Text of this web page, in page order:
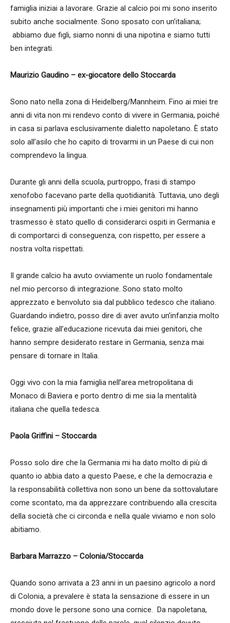
famiglia iniziai a lavorare. Grazie al calcio poi mi sono inserito
subito anche socialmente. Sono sposato con un’italiana;
abbiamo due figli, siamo nonni di una nipotina e siamo tutti
ben integrati.
Maurizio Gaudino – ex-giocatore dello Stoccarda
Sono nato nella zona di Heidelberg/Mannheim. Fino ai miei tre
anni di vita non mi rendevo conto di vivere in Germania, poiché
in casa si parlava esclusivamente dialetto napoletano. È stato
solo all’asilo che ho capito di trovarmi in un Paese di cui non
comprendevo la lingua.
Durante gli anni della scuola, purtroppo, frasi di stampo
xenofobo facevano parte della quotidianità. Tuttavia, uno degli
insegnamenti più importanti che i miei genitori mi hanno
trasmesso è stato quello di considerarci ospiti in Germania e
di comportarci di conseguenza, con rispetto, per essere a
nostra volta rispettati.
Il grande calcio ha avuto ovviamente un ruolo fondamentale
nel mio percorso di integrazione. Sono stato molto
apprezzato e benvoluto sia dal pubblico tedesco che italiano.
Guardando indietro, posso dire di aver avuto un’infanzia molto
felice, grazie all’educazione ricevuta dai miei genitori, che
hanno sempre desiderato restare in Germania, senza mai
pensare di tornare in Italia.
Oggi vivo con la mia famiglia nell’area metropolitana di
Monaco di Baviera e porto dentro di me sia la mentalità
italiana che quella tedesca.
Paola Griffini – Stoccarda
Posso solo dire che la Germania mi ha dato molto di più di
quanto io abbia dato a questo Paese, e che la democrazia e
la responsabilità collettiva non sono un bene da sottovalutare
come scontato, ma da apprezzare contribuendo alla crescita
della società che ci circonda e nella quale viviamo e non solo
abitiamo.
Barbara Marrazzo – Colonia/Stoccarda
Quando sono arrivata a 23 anni in un paesino agricolo a nord
di Colonia, a prevalere è stata la sensazione di essere in un
mondo dove le persone sono una cornice. Da napoletana,